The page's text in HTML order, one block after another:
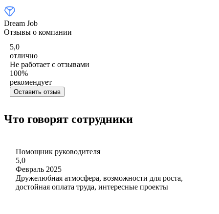
Dream Job
Отзывы о компании
5,0
отлично
Не работает с отзывами
100%
рекомендует
Оставить отзыв
Что говорят сотрудники
Помощник руководителя
5,0
Февраль 2025
Дружелюбная атмосфера, возможности для роста,
достойная оплата труда, интересные проекты